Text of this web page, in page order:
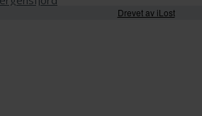
Drevet av iLost